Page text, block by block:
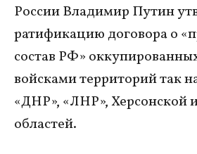
России Владимир Путин
ратификацию договора о
состав РФ»
войсками территорий так
«ДНР», «ЛНР», Херсонской
областей.